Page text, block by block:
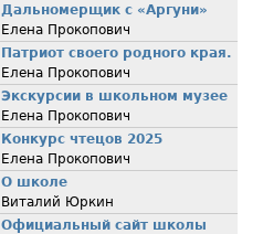
Дальномерщик с «Аргуни»
Елена Прокопович
Патриот своего родного края.
Елена Прокопович
Экскурсии в школьном музее
Елена Прокопович
Конкурс чтецов 2025
Елена Прокопович
О школе
Виталий Юркин
Официальный сайт школы